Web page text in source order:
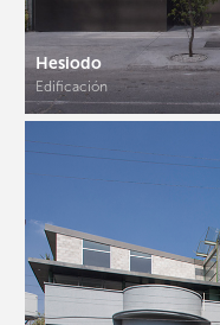
Hesiodo
Edificación